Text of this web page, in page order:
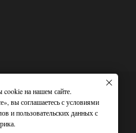
на нашем сайте.
вы соглашаетесь с условиями
и пользовательских данных с
размещенные на
будет подтвержден